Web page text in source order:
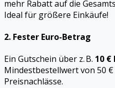
mehr Rabatt auf die
Ideal für größere Einkäufe!
2. Fester Euro-Betrag
Ein Gutschein über z. B. 10
Mindestbestellwert von 50
Preisnachlässe.